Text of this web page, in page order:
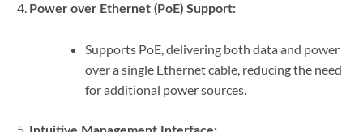
Power over Ethernet (PoE) Support:
Supports PoE, delivering both data and power
over a single Ethernet cable, reducing the need
for additional power sources.